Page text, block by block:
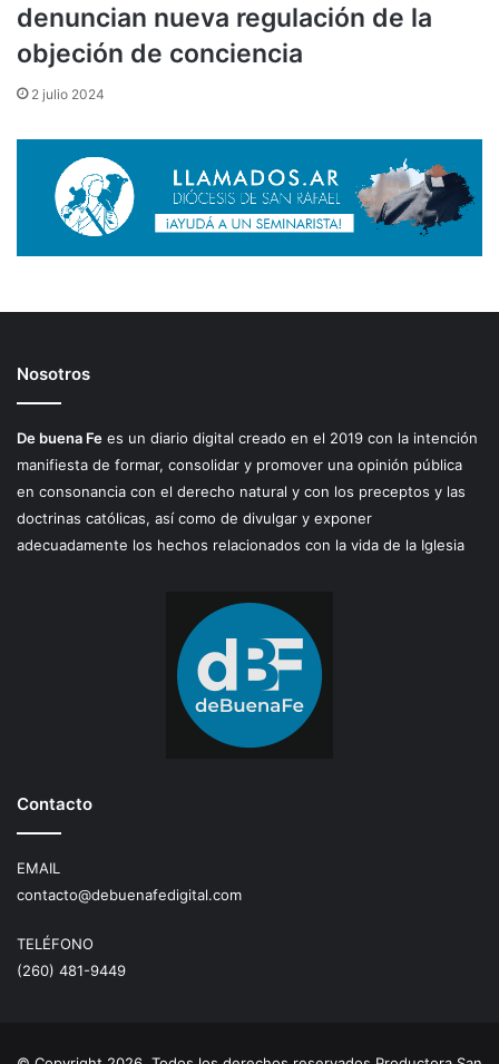
denuncian nueva regulación de la
objeción de conciencia
2 julio 2024
Nosotros
De buena Fe es un diario digital creado en el 2019 con la intención
manifiesta de formar, consolidar y promover una opinión pública
en consonancia con el derecho natural y con los preceptos y las
doctrinas católicas, así como de divulgar y exponer
adecuadamente los hechos relacionados con la vida de la Iglesia
Contacto
EMAIL
contacto@debuenafedigital.com
TELÉFONO
(260) 481-9449